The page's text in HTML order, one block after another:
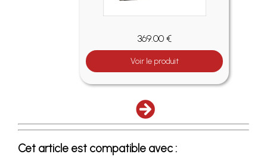
369.00 €
Voir le produit
Cet article est compatible avec :